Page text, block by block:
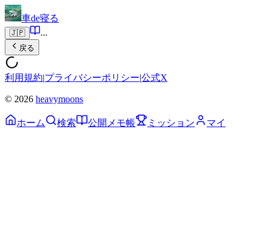
車de寝る
🇯🇵 ...
戻る
利用規約|プライバシーポリシー|公式X
© 2026 heavymoons
ホーム 検索 公開メモ帳 ミッション マイ